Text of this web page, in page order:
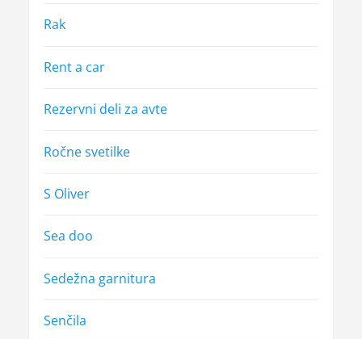
Rak
Rent a car
Rezervni deli za avte
Ročne svetilke
S Oliver
Sea doo
Sedežna garnitura
Senčila